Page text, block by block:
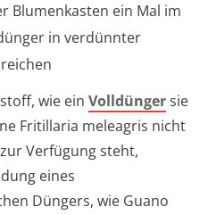
Blumenkasten ein Mal im
in verdünnter
wie ein Volldüngersie
Fritillaria meleagris nicht
Verfügung steht,
eines
Düngers, wie Guano